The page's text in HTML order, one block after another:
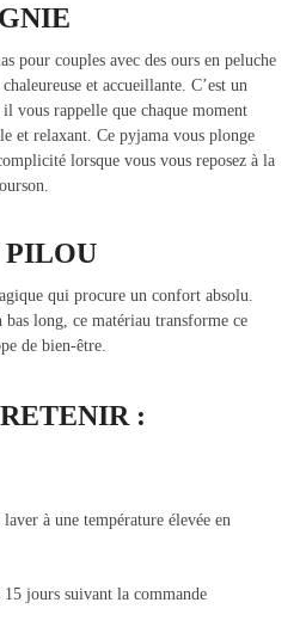
pour couples avec des ours en peluche
et accueillante. C’est un
vous rappelle que chaque moment
et relaxant. Ce pyjama vous plonge
lorsque vous vous reposez à la
PILOU
qui procure un confort absolu.
bas long, ce matériau transforme ce
de bien-être.
:
laver à une température élevée en
15 jours suivant la commande